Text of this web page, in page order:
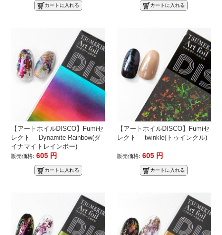
カートに入れる カートに入れる
【アートホイルDISCO】Fumiセ
レクト Dynamite Rainbow(ダ
イナマイトレインボー)
販売価格: 605 円
カートに入れる
【アートホイルDISCO】Fumiセ
レクト twinkle(トゥインクル)
販売価格: 605 円
カートに入れる